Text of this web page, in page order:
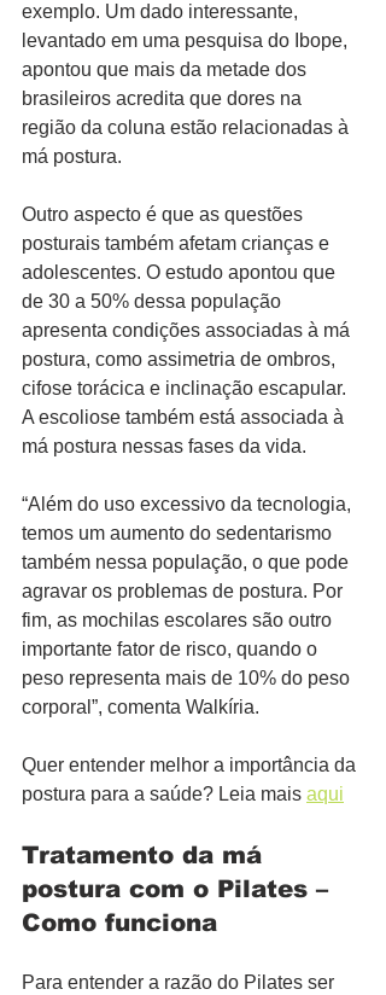
exemplo. Um dado interessante,
levantado em uma pesquisa do Ibope,
apontou que mais da metade dos
brasileiros acredita que dores na
região da coluna estão relacionadas à
má postura.
Outro aspecto é que as questões
posturais também afetam crianças e
adolescentes. O estudo apontou que
de 30 a 50% dessa população
apresenta condições associadas à má
postura, como assimetria de ombros,
cifose torácica e inclinação escapular.
A escoliose também está associada à
má postura nessas fases da vida.
“Além do uso excessivo da tecnologia,
temos um aumento do sedentarismo
também nessa população, o que pode
agravar os problemas de postura. Por
fim, as mochilas escolares são outro
importante fator de risco, quando o
peso representa mais de 10% do peso
corporal”, comenta Walkíria.
Quer entender melhor a importância da
postura para a saúde? Leia mais aqui
Tratamento da má
postura com o Pilates –
Como funciona
Para entender a razão do Pilates ser